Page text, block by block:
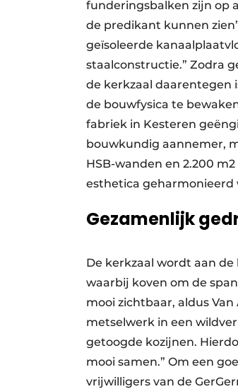
funderingsbalken zijn op
de predikant kunnen
geïsoleerde
staalconstructie.” Zodra
de kerkzaal daarentegen
de bouwfysica te
fabriek in Kesteren
bouwkundig aannemer,
HSB-wanden en 2.200
esthetica geharmonieerd
Gezamenlijk
De kerkzaal wordt aan
waarbij koven om de
mooi zichtbaar, aldus
metselwerk in een
getoogde kozijnen.
mooi samen.” Om een
vrijwilligers van de